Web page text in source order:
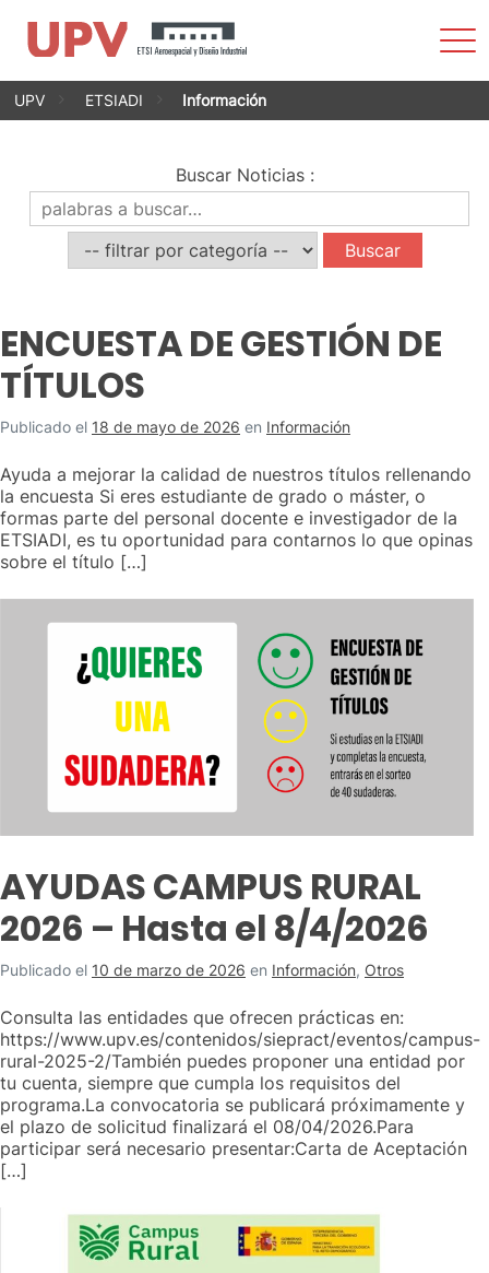
Saltar
UPV ETSIADI Información
Buscar Noticias:
ENCUESTA DE GESTIÓN DE
TÍTULOS
Publicado el 18 de mayo de 2026 en Información
Ayuda a mejorar la calidad de nuestros títulos rellenando
la encuesta Si eres estudiante de grado o máster, o
formas parte del personal docente e investigador de la
ETSIADI, es tu oportunidad para contarnos lo que opinas
sobre el título […]
AYUDAS CAMPUS RURAL
2026 – Hasta el 8/4/2026
Publicado el 10 de marzo de 2026 en Información, Otros
Consulta las entidades que ofrecen prácticas en:
https://www.upv.es/contenidos/siepract/eventos/campus-
rural-2025-2/También puedes proponer una entidad por
tu cuenta, siempre que cumpla los requisitos del
programa.La convocatoria se publicará próximamente y
el plazo de solicitud finalizará el 08/04/2026.Para
participar será necesario presentar:Carta de Aceptación
[…]